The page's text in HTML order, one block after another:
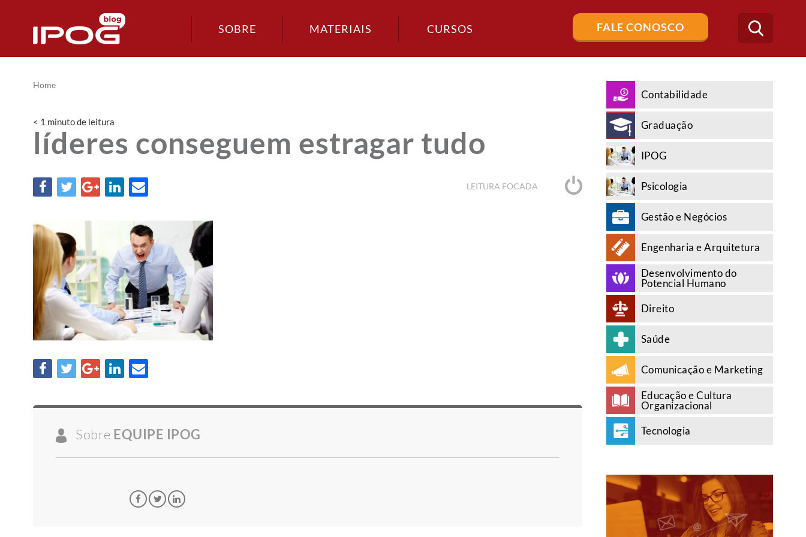
SOBRE MATERIAIS CURSOS FALE CONOSCO
Buscar
no
blog
Home
< 1 minutode leitura
líderes conseguem estragar tudo
LEITURA FOCADA
Sobre EQUIPE IPOG
Contabilidade
Graduação
IPOG
Psicologia
Gestão e Negócios
Engenharia e Arquitetura
Desenvolvimento do
Potencial Humano
Direito
Saúde
Comunicação e Marketing
Educação e Cultura
Organizacional
Tecnologia